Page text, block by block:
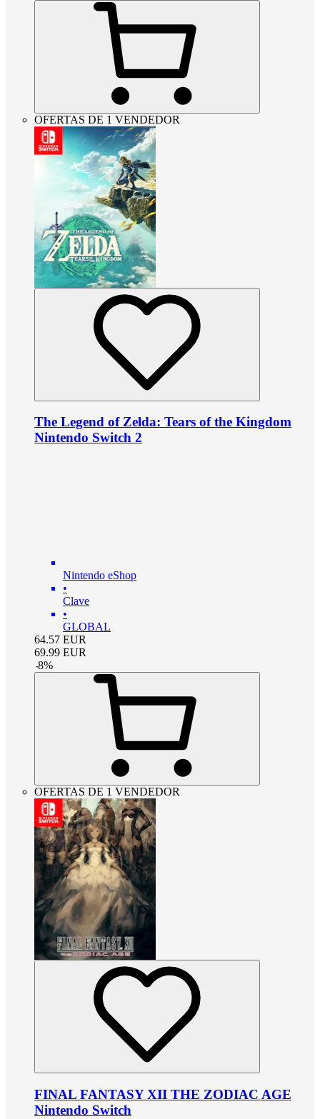
OFERTAS DE 1 VENDEDOR
The Legend of Zelda: Tears of the Kingdom
Nintendo Switch 2
Nintendo eShop
•
Clave
•
GLOBAL
64.57 EUR
69.99 EUR
-8%
OFERTAS DE 1 VENDEDOR
FINAL FANTASY XII THE ZODIAC AGE
Nintendo Switch